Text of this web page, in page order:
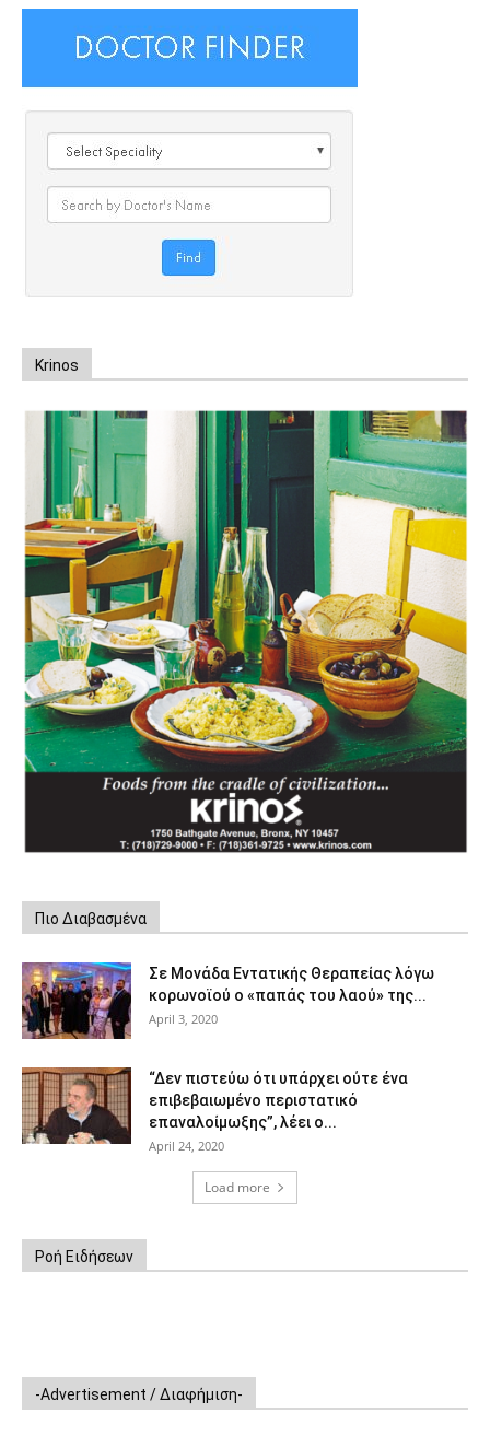
Krinos
Πιο Διαβασμένα
Σε Μονάδα Εντατικής Θεραπείας λόγω
κορωνοϊού ο «παπάς του λαού» της...
April 3, 2020
“Δεν πιστεύω ότι υπάρχει ούτε ένα
επιβεβαιωμένο περιστατικό
επαναλοίμωξης”, λέει ο...
April 24, 2020
Load more
Ροή Ειδήσεων
-Advertisement / Διαφήμιση-